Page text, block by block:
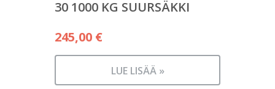
30 1000 KG SUURSÄKKI
245,00 €
LUE LISÄÄ »